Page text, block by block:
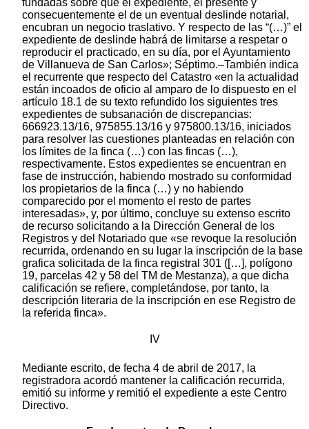
consecuentemente el de un eventual deslinde notarial,
encubran un negocio traslativo. Y respecto de las “(…)” el
expediente de deslinde habrá de limitarse a respetar o
reproducir el practicado, en su día, por el Ayuntamiento
de Villanueva de San Carlos»; Séptimo.–También indica
el recurrente que respecto del Catastro «en la actualidad
están incoados de oficio al amparo de lo dispuesto en el
artículo 18.1 de su texto refundido los siguientes tres
expedientes de subsanación de discrepancias:
666923.13/16, 975855.13/16 y 975800.13/16, iniciados
para resolver las cuestiones planteadas en relación con
los límites de la finca (…) con las fincas (…),
respectivamente. Estos expedientes se encuentran en
fase de instrucción, habiendo mostrado su conformidad
los propietarios de la finca (…) y no habiendo
comparecido por el momento el resto de partes
interesadas», y, por último, concluye su extenso escrito
de recurso solicitando a la Dirección General de los
Registros y del Notariado que «se revoque la resolución
recurrida, ordenando en su lugar la inscripción de la base
grafica solicitada de la finca registral 301 ([…], polígono
19, parcelas 42 y 58 del TM de Mestanza), a que dicha
calificación se refiere, completándose, por tanto, la
descripción literaria de la inscripción en ese Registro de
la referida finca».
IV
Mediante escrito, de fecha 4 de abril de 2017, la
registradora acordó mantener la calificación recurrida,
emitió su informe y remitió el expediente a este Centro
Directivo.